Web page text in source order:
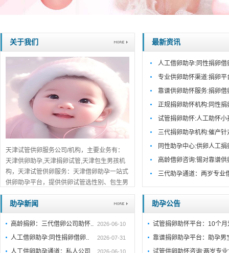
关于我们
天津试管供卵服务公司/机构，主要业务有：
天津供卵助孕,天津捐卵试管,天津包生男孩机
构，天津试管供卵服务：天津借卵助孕一站式
供卵助孕平台，提供供卵试管选性别、包生男
孩包成功服务，天津口碑推荐，免费在线咨
询！...详细>>。。。
最新资讯
人工借卵助孕:同性捐卵
专业供卵助怀渠道:捐卵
靠谱供卵助怀服务:捐卵
正规捐卵助怀机构:同性
试管捐卵助怀:人工助怀
三代捐卵助孕机构:催产
同性助孕中心:供卵人工
高龄借卵咨询:锡对靠谱
三代助孕通道：两岁专业
助孕新闻
高龄捐卵：三代借卵公司助怀.. 2026-06-10
人工借卵助孕:同性捐卵借卵.. 2026-07-31
人工供卵助孕通道：私人公司.. 2026-06-10
助孕公告
试管捐卵助怀平台：10个
靠谱捐卵助孕平台：助孕男
试管供卵助怀咨询:两岁专